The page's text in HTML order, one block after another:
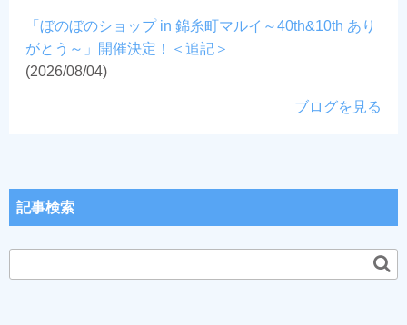
「ぼのぼのショップ in 錦糸町マルイ～40th&10th あり
がとう～」開催決定！＜追記＞
(2026/08/04)
ブログを見る
記事検索